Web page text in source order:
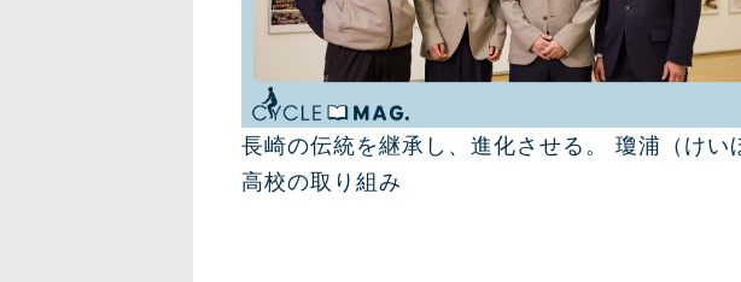
長崎の伝統を継承し、進化させる。 瓊浦（けい
高校の取り組み